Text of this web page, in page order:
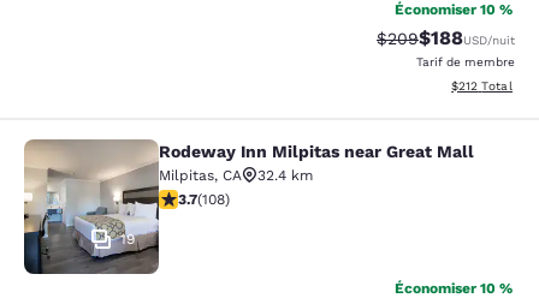
Économiser 10 %
Tarif barré :
$209Tarif réduit :
$188USD/nuit
Tarif de membre
Afficher les
$212 Total
Rodeway Inn Milpitas near Great
19
Rodeway Inn Milpitas near Great Mall
Milpitas, CA
32.4 km
3.67 étoiles. Bien. 108 commentaires
3.7(108)
Économiser 10 %